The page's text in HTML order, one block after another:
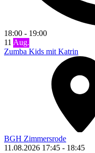
18:00 - 19:00
11 Aug.
Zumba Kids mit Katrin
BGH Zimmersrode
11.08.2026 17:45 - 18:45